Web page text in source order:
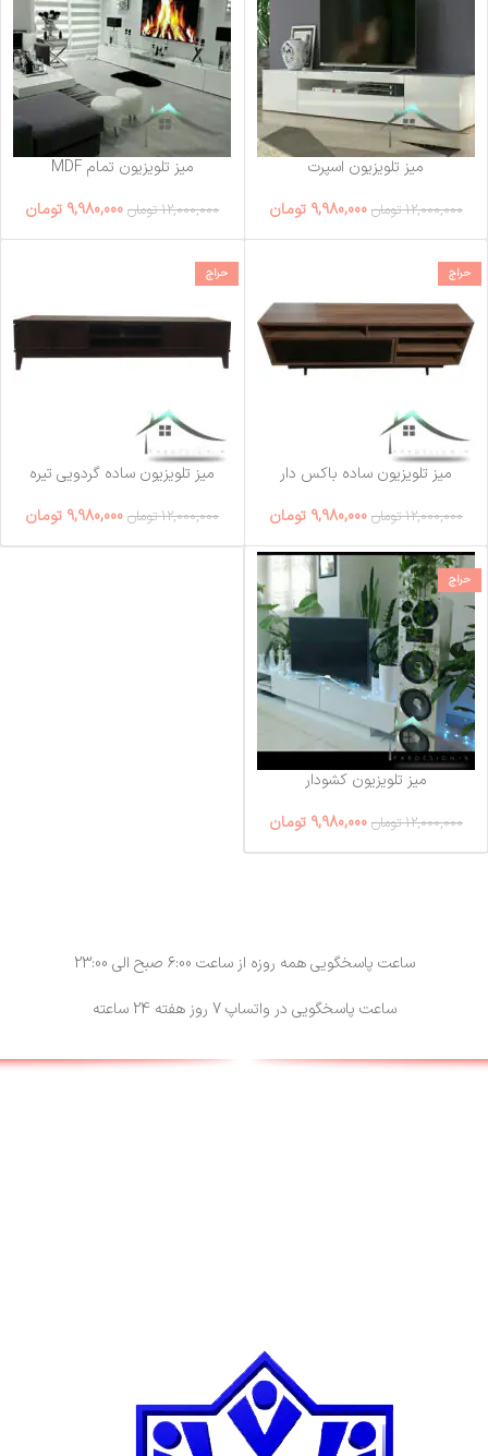
میز تلویزیون اسپرت
12,000,000 تومان 9,980,000 تومان
میز تلویزیون تمام MDF
12,000,000 تومان 9,980,000 تومان
حراج
میز تلویزیون ساده باکس دار
12,000,000 تومان 9,980,000 تومان
حراج
میز تلویزیون ساده گردویی تیره
12,000,000 تومان 9,980,000 تومان
حراج
میز تلویزیون کشودار
12,000,000 تومان 9,980,000 تومان
ساعت پاسخگویی همه روزه از ساعت 6:00 صبح الی 23:00
ساعت پاسخگویی در واتساپ 7 روز هفته 24 ساعته